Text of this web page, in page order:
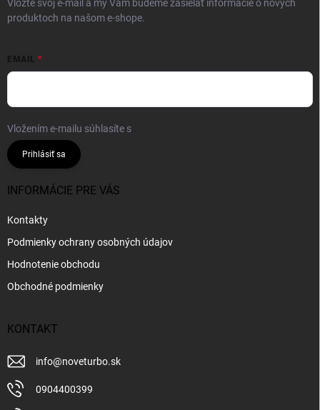
Vložte svoj e-mail a my Vám budeme zasielať informácie o nových
produktoch na našom e-shope.
EMAIL
Vložením e-mailu súhlasíte s
Prihlásiť sa
INFORMÁCIE PRE VÁS
Kontakty
Podmienky ochrany osobných údajov
Hodnotenie obchodu
Obchodné podmienky
KONTAKT
info@noveturbo.sk
0904400399